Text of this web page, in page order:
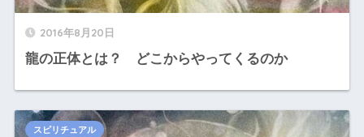
2016年8月20日
龍の正体とは？ どこからやってくるのか
スピリチュアル